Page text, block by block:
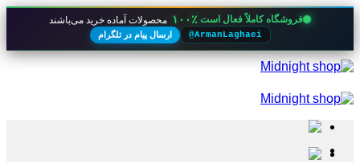
فروشگاه کاملاً فعال است ۱۰۰٪ محصولات آماده خرید می‌باشند
@ArmanLaghaei ارسال پیام در تلگرام
Skip
to